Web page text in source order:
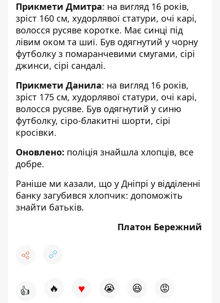
Прикмети Дмитра: на вигляд 16 років,
зріст 160 см, худорлявої статури, очі карі,
волосся русяве коротке. Має синці під
лівим оком та шиї. Був одягнутий у чорну
футболку з помаранчевими смугами, сірі
джинси, сірі сандалі.
Прикмети Данила: на вигляд 16 років,
зріст 175 см, худорлявої статури, очі карі,
волосся русяве. Був одягнутий у синю
футболку, сіро-блакитні шорти, сірі
кросівки.
Оновлено: поліція знайшла хлопців, все
добре.
Раніше ми казали, що у Дніпрі у відділенні
банку загубився хлопчик: допоможіть
знайти батьків.
Платон Бережний
👍 🔥 ♥ 😭 😆 😡